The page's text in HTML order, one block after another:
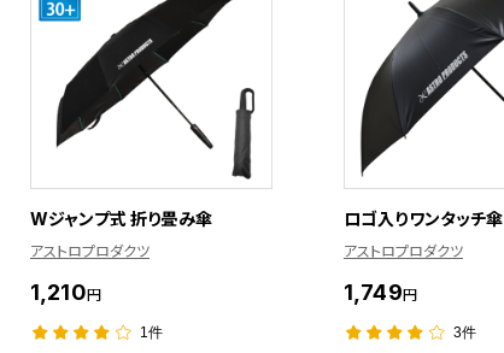
Wジャンプ式 折り畳み傘
アストロプロダクツ
1,210円
1件
ロゴ入りワンタッチ傘
アストロプロダクツ
1,749円
3件